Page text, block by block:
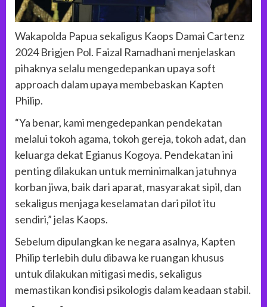
Wakapolda Papua sekaligus Kaops Damai Cartenz
2024 Brigjen Pol. Faizal Ramadhani menjelaskan
pihaknya selalu mengedepankan upaya soft
approach dalam upaya membebaskan Kapten
Philip.
“Ya benar, kami mengedepankan pendekatan
melalui tokoh agama, tokoh gereja, tokoh adat, dan
keluarga dekat Egianus Kogoya. Pendekatan ini
penting dilakukan untuk meminimalkan jatuhnya
korban jiwa, baik dari aparat, masyarakat sipil, dan
sekaligus menjaga keselamatan dari pilot itu
sendiri,” jelas Kaops.
Sebelum dipulangkan ke negara asalnya, Kapten
Philip terlebih dulu dibawa ke ruangan khusus
untuk dilakukan mitigasi medis, sekaligus
memastikan kondisi psikologis dalam keadaan stabil.